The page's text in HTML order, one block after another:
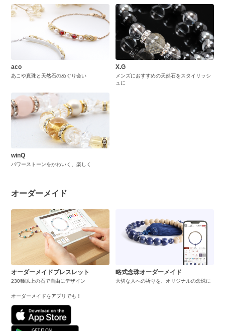
aco
あこや真珠と天然石のめぐり会い
X.G
メンズにおすすめの天然石をスタイリッシ
ュに
winQ
パワーストーンをかわいく、楽しく
オーダーメイド
オーダーメイドブレスレット
230種以上の石で自由にデザイン
オーダーメイドをアプリでも！
略式念珠オーダーメイド
大切な人への祈りを、オリジナルの念珠に